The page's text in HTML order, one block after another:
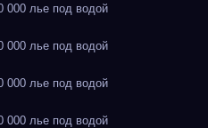
лье под водой
лье под водой
лье под водой
лье под водой